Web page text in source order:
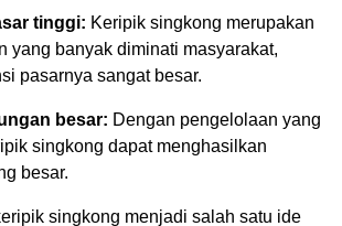
tinggi: Keripik singkong merupakan
yang banyak diminati masyarakat,
pasarnya sangat besar.
besar: Dengan pengelolaan yang
singkong dapat menghasilkan
besar.
singkong menjadi salah satu ide